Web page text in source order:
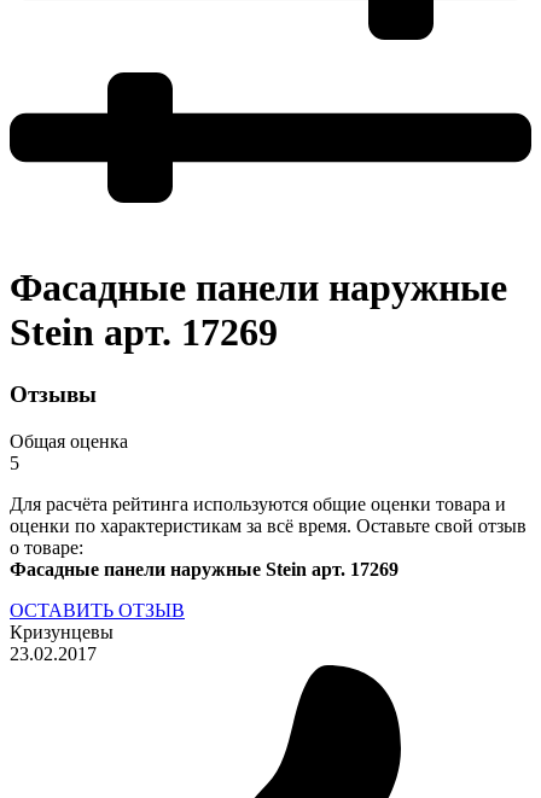
Фасадные панели наружные
Stein арт. 17269
Отзывы
Общая оценка
5
Для расчёта рейтинга используются общие оценки товара и
оценки по характеристикам за всё время. Оставьте свой отзыв
о товаре:
Фасадные панели наружные Stein арт. 17269
ОСТАВИТЬ ОТЗЫВ
Кризунцевы
23.02.2017